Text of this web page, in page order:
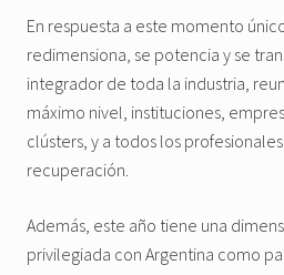
En respuesta a este momento
redimensiona, se potencia y se
integrador de toda la industria,
máximo nivel, instituciones,
clústers, y a todos los
recuperación.
Además, este año tiene una
privilegiada con Argentina como